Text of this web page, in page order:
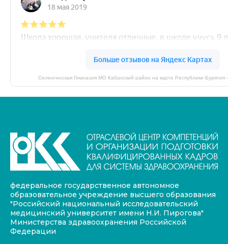
Селенгинская Гимназия МО Кабанский район на карте Республики
федеральное государственное автономное
образовательное учреждение высшего образования
"Российский национальный исследовательский
медицинский университет имени Н.И. Пирогова"
Министерства здравоохранения Российской
Федерации